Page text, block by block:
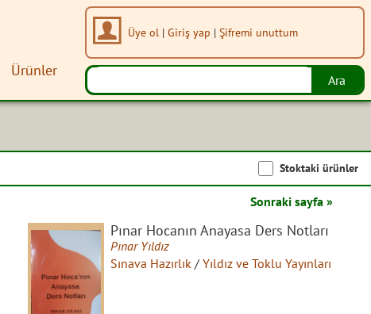
Ürünler
Üye ol | Giriş yap | Şifremi unuttum
Stoktaki ürünler
Sonraki sayfa »
Pınar Hocanın Anayasa Ders Notları
Pınar Yıldız
Sınava Hazırlık / Yıldız ve Toklu Yayınları